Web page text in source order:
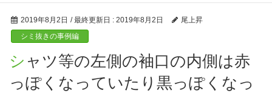
2019年8月2日 / 最終更新日 : 2019年8月2日
尾上昇
シミ抜きの事例編
シャツ等の左側の袖口の内側は赤
っぽくなっていたり黒っぽくなっ